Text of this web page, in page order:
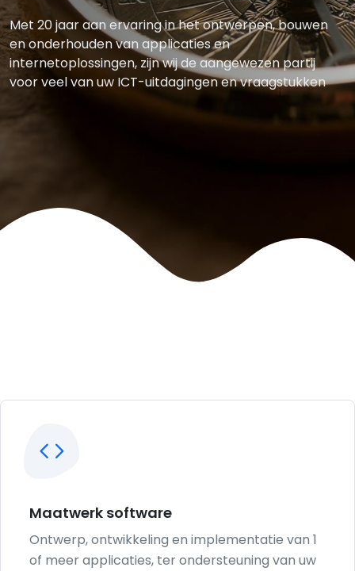
Met 20 jaar aan ervaring in het ontwerpen, bouwen
en onderhouden van applicaties en
internetoplossingen, zijn wij de aangewezen partij
voor veel van uw ICT-uitdagingen en vraagstukken
Maatwerk software
Ontwerp, ontwikkeling en implementatie van 1
of meer applicaties, ter ondersteuning van uw